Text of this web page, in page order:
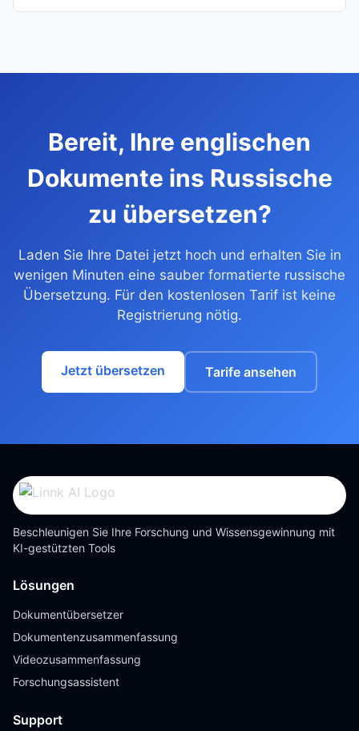
Bereit, Ihre englischen
Dokumente ins Russische
zu übersetzen?
Laden Sie Ihre Datei jetzt hoch und erhalten Sie in
wenigen Minuten eine sauber formatierte russische
Übersetzung. Für den kostenlosen Tarif ist keine
Registrierung nötig.
Jetzt übersetzen Tarife ansehen
Beschleunigen Sie Ihre Forschung und Wissensgewinnung mit
KI-gestützten Tools
Lösungen
Dokumentübersetzer
Dokumentenzusammenfassung
Videozusammenfassung
Forschungsassistent
Support